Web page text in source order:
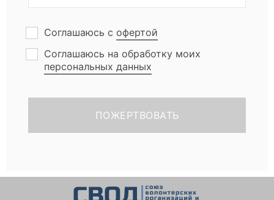
Соглашаюсь с офертой
Соглашаюсь на обработку моих
персональных данных